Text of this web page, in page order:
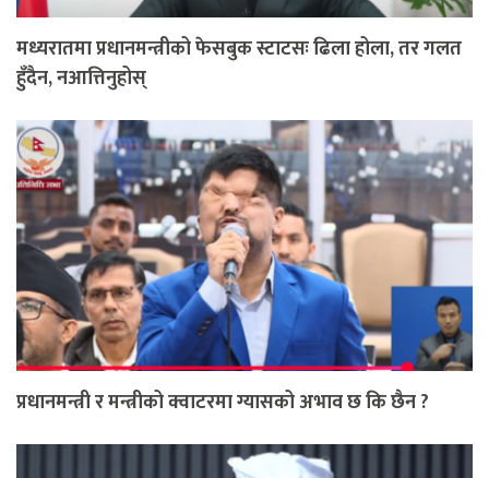
मध्यरातमा प्रधानमन्त्रीको फेसबुक स्टाटसः ढिला होला, तर गलत
हुँदैन, नआत्तिनुहोस्
प्रधानमन्त्री र मन्त्रीको क्वाटरमा ग्यासको अभाव छ कि छैन ?